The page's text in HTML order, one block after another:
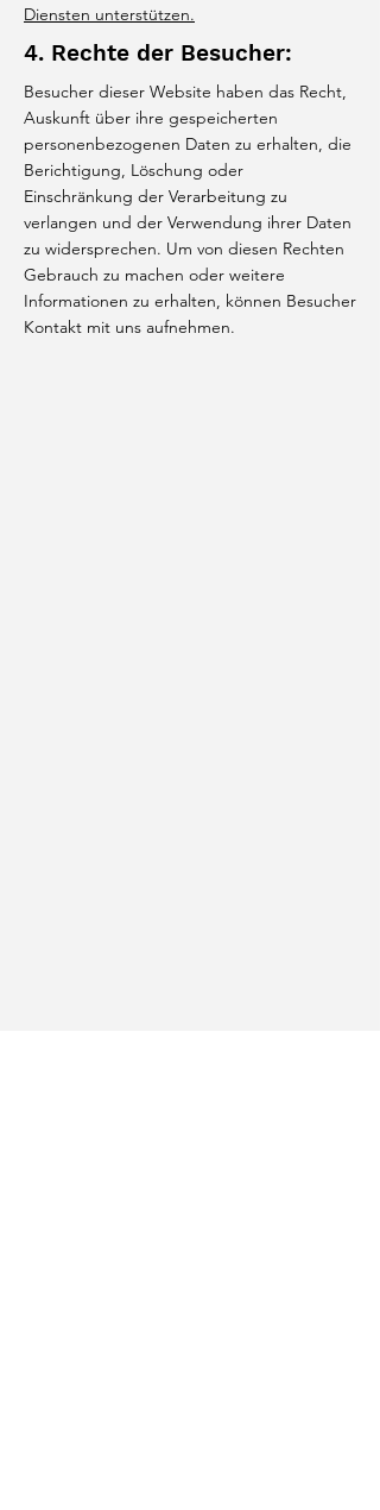
Diensten unterstützen.
4. Rechte der Besucher:
Besucher dieser Website haben das Recht,
Auskunft über ihre gespeicherten
personenbezogenen Daten zu erhalten, die
Berichtigung, Löschung oder
Einschränkung der Verarbeitung zu
verlangen und der Verwendung ihrer Daten
zu widersprechen. Um von diesen Rechten
Gebrauch zu machen oder weitere
Informationen zu erhalten, können Besucher
Kontakt mit uns aufnehmen.